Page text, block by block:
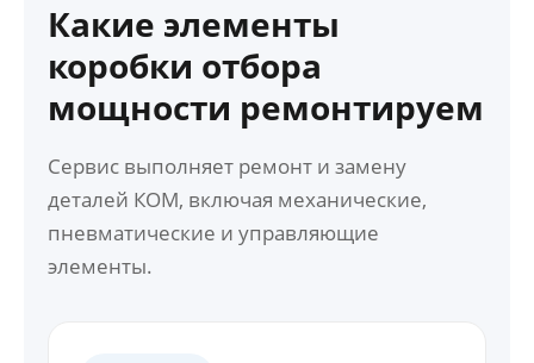
Какие элементы
коробки отбора
мощности ремонтируем
Сервис выполняет ремонт и замену
деталей КОМ, включая механические,
пневматические и управляющие
элементы.